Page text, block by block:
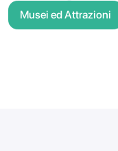
Musei ed Attrazioni